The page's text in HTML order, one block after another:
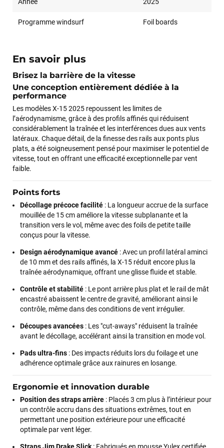
Programme windsurf Foil boards
En savoir plus
Brisez la barrière de la vitesse
Une conception entièrement dédiée à la
performance
Les modèles X-15 2025 repoussent les limites de
l’aérodynamisme, grâce à des profils affinés qui réduisent
considérablement la traînée et les interférences dues aux vents
latéraux. Chaque détail, de la finesse des rails aux ponts plus
plats, a été soigneusement pensé pour maximiser le potentiel de
vitesse, tout en offrant une efficacité exceptionnelle par vent
faible.
Points forts
Décollage précoce facilité : La longueur accrue de la surface
mouillée de 15 cm améliore la vitesse subplanante et la
transition vers le vol, même avec des foils de petite taille
conçus pour la vitesse.
Design aérodynamique avancé : Avec un profil latéral aminci
de 10 mm et des rails affinés, la X-15 réduit encore plus la
traînée aérodynamique, offrant une glisse fluide et stable.
Contrôle et stabilité : Le pont arrière plus plat et le rail de mât
encastré abaissent le centre de gravité, améliorant ainsi le
contrôle, même dans des conditions de vent irrégulier.
Découpes avancées : Les "cut-aways" réduisent la traînée
avant le décollage, accélérant ainsi la transition en mode vol.
Pads ultra-fins : Des impacts réduits lors du foilage et une
adhérence optimale grâce aux rainures en losange.
Ergonomie et innovation durable
Position des straps arrière : Placés 3 cm plus à l’intérieur pour
un contrôle accru dans des situations extrêmes, tout en
permettant une position extérieure pour une efficacité
optimale par vent léger.